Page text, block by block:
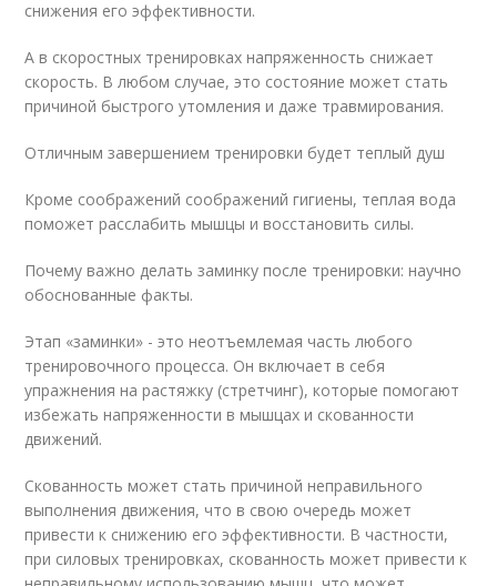
снижения его эффективности.
А в скоростных тренировках напряженность снижает
скорость. В любом случае, это состояние может стать
причиной быстрого утомления и даже травмирования.
Отличным завершением тренировки будет теплый душ
Кроме соображений соображений гигиены, теплая вода
поможет расслабить мышцы и восстановить силы.
Почему важно делать заминку после тренировки: научно
обоснованные факты.
Этап «заминки» - это неотъемлемая часть любого
тренировочного процесса. Он включает в себя
упражнения на растяжку (стретчинг), которые помогают
избежать напряженности в мышцах и скованности
движений.
Скованность может стать причиной неправильного
выполнения движения, что в свою очередь может
привести к снижению его эффективности. В частности,
при силовых тренировках, скованность может привести к